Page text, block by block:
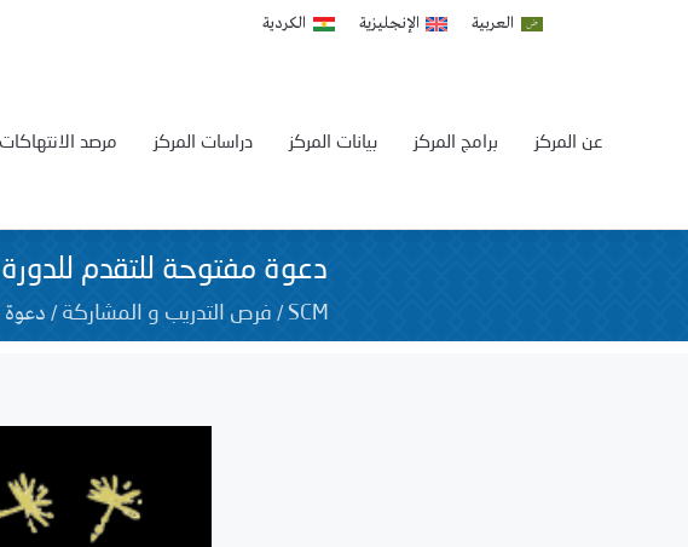
العربية الإنجليزية الكردية
مرصد الانتهاكات دراسات المركز بيانات المركز برامج المركز عن المركز
دعوة مفتوحة للتقدم
SCM
/ فرص التدريب و المشاركة / دعوة